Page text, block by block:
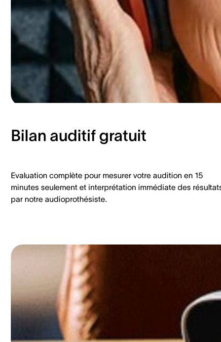
Bilan auditif gratuit
Evaluation complète pour mesurer votre audition en 15
minutes seulement et interprétation immédiate des
par notre audioprothésiste.